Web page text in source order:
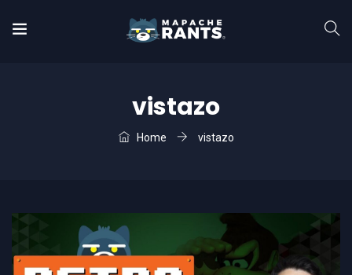
vistazo
Home vistazo